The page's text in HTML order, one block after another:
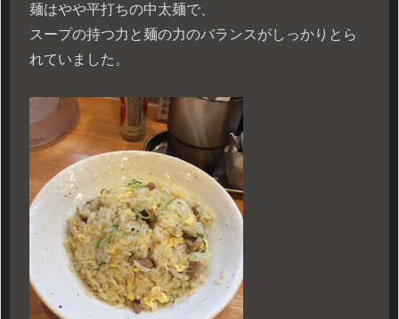
麺はやや平打ちの中太麺で、
スープの持つ力と麺の力のバランスがしっかりとら
れていました。